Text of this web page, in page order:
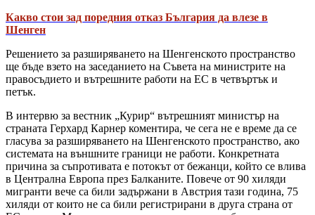
Какво стои зад поредния отказ България да влезе в
Шенген
Решението за разширяването на Шенгенското пространство
ще бъде взето на заседанието на Съвета на министрите на
правосъдието и вътрешните работи на ЕС в четвъртък и
петък.
В интервю за вестник „Курир“ вътрешният министър на
страната Герхард Карнер коментира, че сега не е време да се
гласува за разширяването на Шенгенското пространство, ако
системата на външните граници не работи. Конкретната
причина за съпротивата е потокът от бежанци, който се влива
в Централна Европа през Балканите. Повече от 90 хиляди
мигранти вече са били задържани в Австрия тази година, 75
хиляди от които не са били регистрирани в друга страна от